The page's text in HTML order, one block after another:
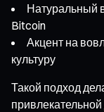
Натуральный
Bitcoin
Акцент на
культуру
Такой подход